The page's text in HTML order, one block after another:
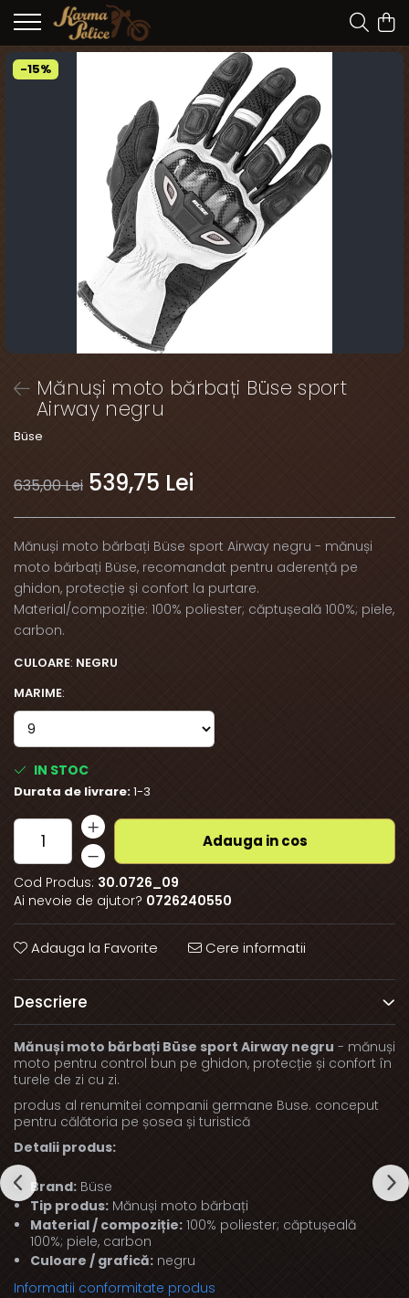
-15%
Mănuși moto bărbați Büse sport
Airway negru
Büse
635,00 Lei 539,75 Lei
Mănuși moto bărbați Büse sport Airway negru - mănuși
moto bărbați Büse, recomandat pentru aderență pe
ghidon, protecție și confort la purtare.
Material/compoziție: 100% poliester; căptușeală 100%; piele,
carbon.
CULOARE: NEGRU
MARIME:
IN STOC
Durata de livrare:1-3
Adauga in cos
Cod Produs: 30.0726_09
Ai nevoie de ajutor? 0726240550
Adauga la Favorite Cere informatii
Descriere
Mănuși moto bărbați Büse sport Airway negru - mănuși
moto pentru control bun pe ghidon, protecție și confort în
turele de zi cu zi.
produs al renumitei companii germane Buse. conceput
pentru călătoria pe șosea și turistică
Detalii produs:
Brand: Büse
Tip produs: Mănuși moto bărbați
Material / compoziție: 100% poliester; căptușeală
100%; piele, carbon
Culoare / grafică: negru
Informatii conformitate produs